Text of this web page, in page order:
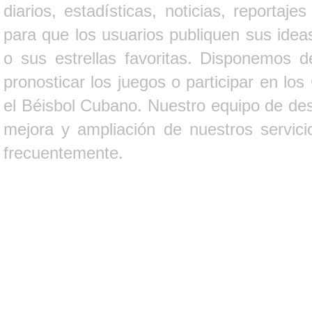
diarios, estadísticas, noticias,
para que los usuarios publiquen sus
o sus estrellas favoritas. Disponemos
pronosticar los juegos o participar en
el Béisbol Cubano. Nuestro equipo de
mejora y ampliación de nuestros
frecuentemente.